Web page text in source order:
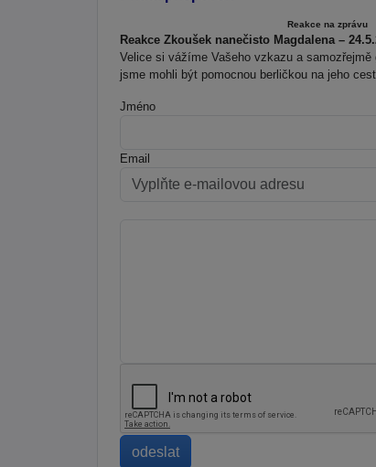
Reakce na zprávu
Reakce Zkoušek nanečisto Magdalena –
Velice si vážíme Vašeho vzkazu a
jsme mohli být pomocnou berličkou na jeho
Jméno
Email